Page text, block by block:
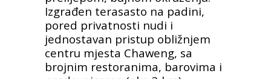
Izgrađen terasasto na padini,
pored privatnosti nudi i
jednostavan pristup obližnjem
centru mjesta Chaweng, sa
brojnim restoranima, barovima i